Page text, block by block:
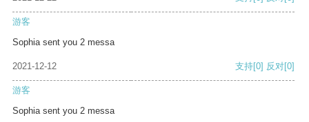
游客
Sophia sent you 2 messa
2021-12-12 支持[0] 反对[0]
游客
Sophia sent you 2 messa